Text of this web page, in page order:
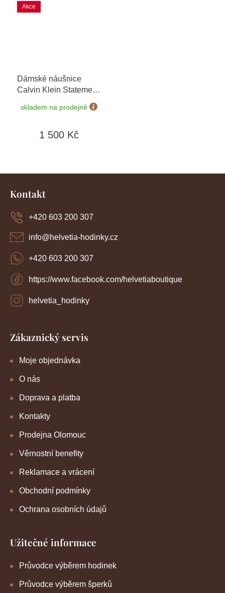
Akce
Dámské náušnice
Calvin Klein Statement
skladem na prodejně
1 500 Kč
Z
Kontakt
info@helvetia-hodinky.cz
+420 603 200 307
https://www.facebook.com/helvetiaboutique
helvetia_hodinky
+420 603 200 307
Zákaznický servis
Moje objednávka
O nás
Doprava a platba
Kontakty
Prodejna Olomouc
Věrnostní benefity
Reklamace a vrácení
Obchodní podmínky
Ochrana osobních údajů
Užitečné informace
Průvodce výběrem hodinek
Průvodce výběrem šperků